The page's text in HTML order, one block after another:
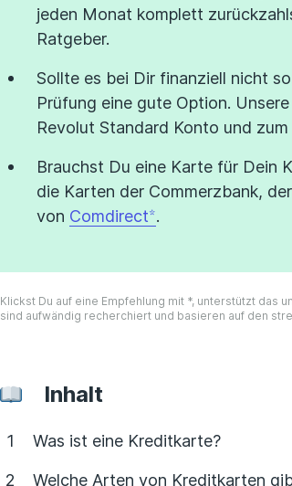
jeden Monat komplett
Ratgeber.
Sollte es bei Dir finanziell nicht
Prüfung eine gute Option.
Revolut Standard Konto und
Brauchst Du eine Karte für Dein
die Karten der Commerzbank, der
von Comdirect .
Klickst Du auf eine Empfehlung mit *, unterstützt das
sind aufwändig recherchiert und basieren auf den
Inhalt
Was ist eine Kreditkarte?
Welche Arten von Kreditkarten